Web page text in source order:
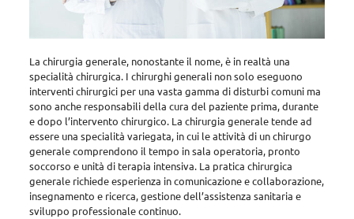
La chirurgia generale, nonostante il nome, è in realtà una
specialità chirurgica. I chirurghi generali non solo eseguono
interventi chirurgici per una vasta gamma di disturbi comuni ma
sono anche responsabili della cura del paziente prima, durante
e dopo l’intervento chirurgico. La chirurgia generale tende ad
essere una specialità variegata, in cui le attività di un chirurgo
generale comprendono il tempo in sala operatoria, pronto
soccorso e unità di terapia intensiva. La pratica chirurgica
generale richiede esperienza in comunicazione e collaborazione,
insegnamento e ricerca, gestione dell’assistenza sanitaria e
sviluppo professionale continuo.